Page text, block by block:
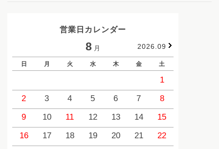
営業日カレンダー
8 月 2026.09
日 月 火 水 木 金 土
1
2
3 4 5 6 7
8
9
10 11 12 13 14
15
16
17 18 19 20 21
22